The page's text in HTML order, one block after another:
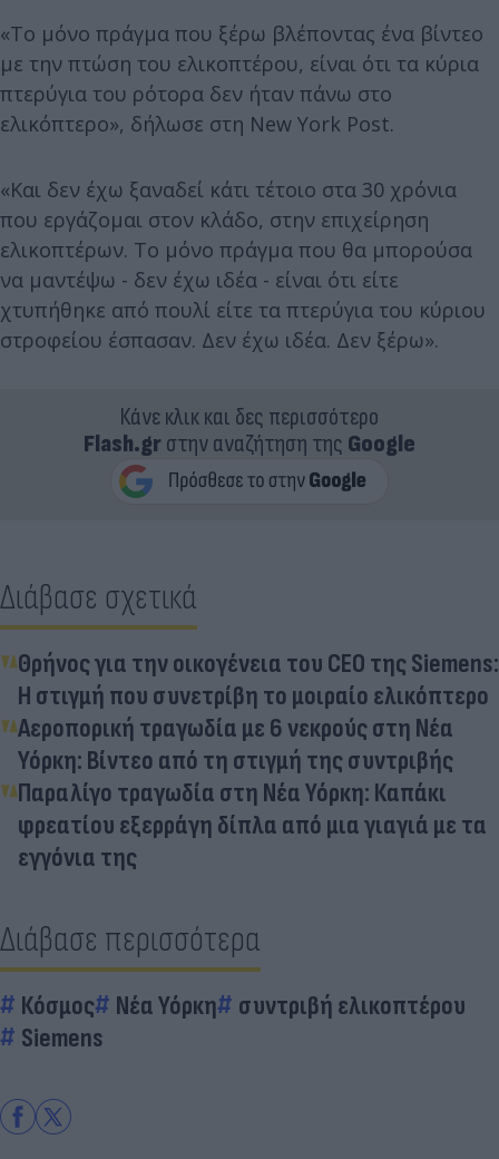
«Το μόνο πράγμα που ξέρω βλέποντας ένα βίντεο
με την πτώση του ελικοπτέρου, είναι ότι τα κύρια
πτερύγια του ρότορα δεν ήταν πάνω στο
ελικόπτερο», δήλωσε στη New York Post.
«Και δεν έχω ξαναδεί κάτι τέτοιο στα 30 χρόνια
που εργάζομαι στον κλάδο, στην επιχείρηση
ελικοπτέρων. Το μόνο πράγμα που θα μπορούσα
να μαντέψω - δεν έχω ιδέα - είναι ότι είτε
χτυπήθηκε από πουλί είτε τα πτερύγια του κύριου
στροφείου έσπασαν. Δεν έχω ιδέα. Δεν ξέρω».
Κάνε κλικ και δες περισσότερο
Flash.grστην αναζήτηση της Google
Διάβασε σχετικά
Θρήνος για την οικογένεια του CEO της Siemens:
Η στιγμή που συνετρίβη το μοιραίο ελικόπτερο
Αεροπορική τραγωδία με 6 νεκρούς στη Νέα
Υόρκη: Βίντεο από τη στιγμή της συντριβής
Παραλίγο τραγωδία στη Νέα Υόρκη: Καπάκι
φρεατίου εξερράγη δίπλα από μια γιαγιά με τα
εγγόνια της
Διάβασε περισσότερα
Κόσμος Νέα Υόρκη
συντριβή ελικοπτέρου
Siemens